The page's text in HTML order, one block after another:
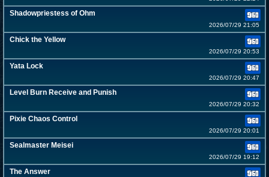
Shadowpriestess of Ohm
2026/07/29 21:05
Chick the Yellow
2026/07/29 20:53
Yata Lock
2026/07/29 20:47
Level Burn Receive and Punish
2026/07/29 20:32
Pixie Chaos Control
2026/07/29 20:01
Sealmaster Meisei
2026/07/29 19:12
The Answer